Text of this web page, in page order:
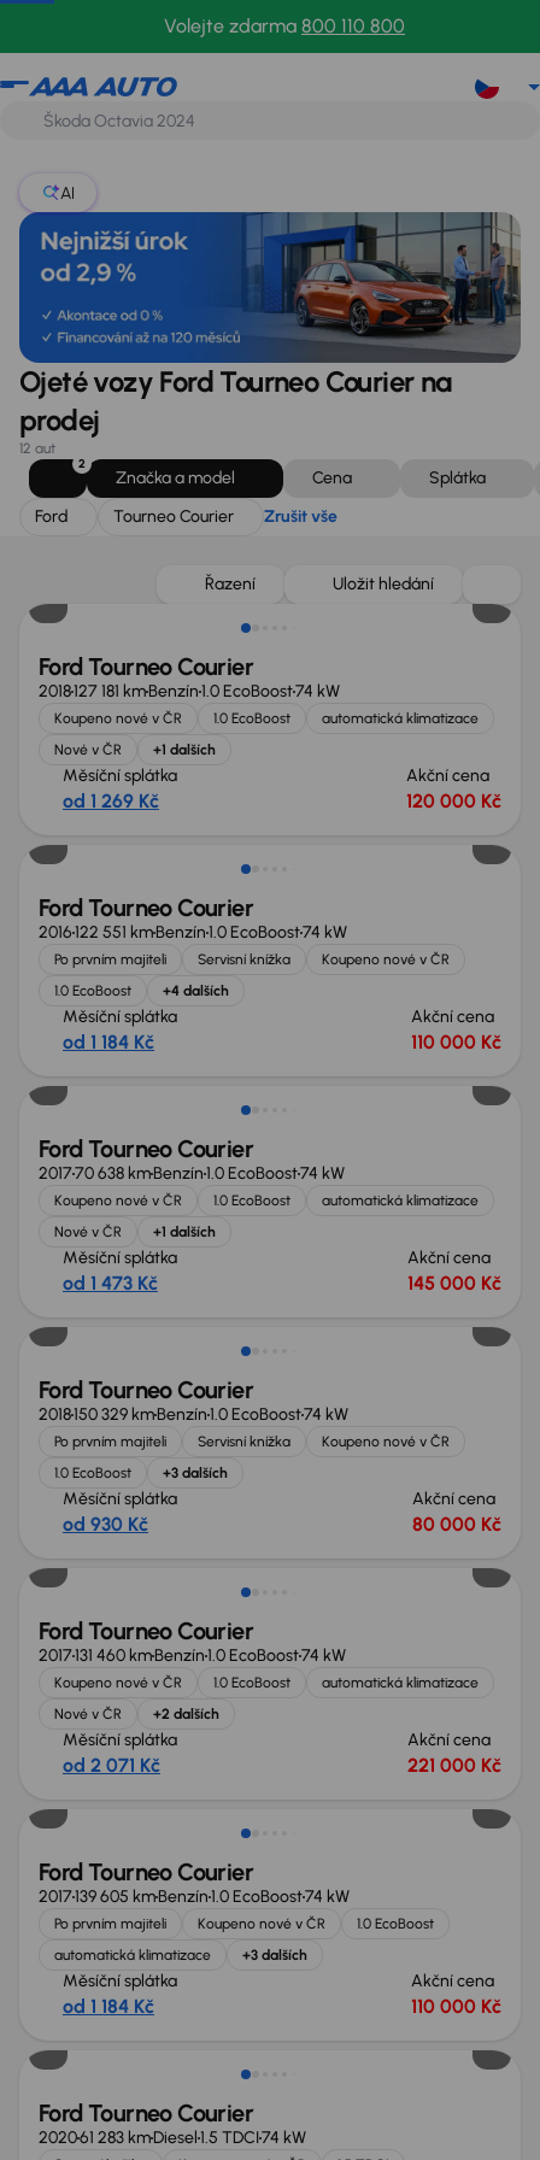
Volejte zdarma 800 110 800
Ford
AI
Ojeté vozy Ford Tourneo Courier na
prodej
12 aut
2
Značka a model Cena
Splátka
Ford
Tourneo Courier Zrušit vše
Řazení Uložit hledání
Ford Tourneo Courier
2018127 181 kmBenzín1.0 EcoBoost74 kW
Koupeno nové v ČR 1.0 EcoBoost
automatická klimatizace
Nové v ČR
+1 dalších
Měsíční splátka
od 1 269 Kč
Akční cena
120 000 Kč
Zlevněno o 10 000 Kč
Ford Tourneo Courier
2016122 551 kmBenzín1.0 EcoBoost74 kW
Po prvním majiteli Servisní knížka
Koupeno nové v ČR
1.0 EcoBoost
+4 dalších
Měsíční splátka
od 1 184 Kč
Akční cena
110 000 Kč
Nově v nabídce
Ford Tourneo Courier
201770 638 kmBenzín1.0 EcoBoost74 kW
Koupeno nové v ČR 1.0 EcoBoost
automatická klimatizace
Nové v ČR
+1 dalších
Měsíční splátka
od 1 473 Kč
Akční cena
145 000 Kč
Možnost odpočtu DPH
Ford Tourneo Courier
2018150 329 kmBenzín1.0 EcoBoost74 kW
Po prvním majiteli Servisní knížka
Koupeno nové v ČR
1.0 EcoBoost
+3 dalších
Měsíční splátka
od 930 Kč
Akční cena
80 000 Kč
Ford Tourneo Courier
2017131 460 kmBenzín1.0 EcoBoost74 kW
Koupeno nové v ČR 1.0 EcoBoost
automatická klimatizace
Nové v ČR
+2 dalších
Měsíční splátka
od 2 071 Kč
Akční cena
221 000 Kč
Nově v nabídce
Ford Tourneo Courier
2017139 605 kmBenzín1.0 EcoBoost74 kW
Po prvním majiteli Koupeno nové v ČR
1.0 EcoBoost
automatická klimatizace
+3 dalších
Měsíční splátka
od 1 184 Kč
Akční cena
110 000 Kč
Ford Tourneo Courier
202061 283 kmDiesel1.5 TDCI74 kW